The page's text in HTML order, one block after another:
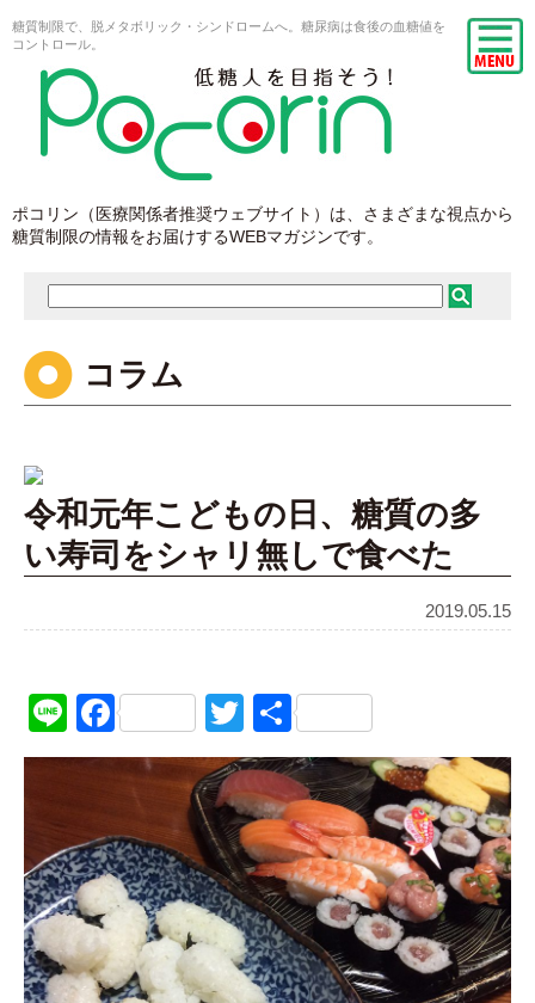
糖質制限で、脱メタボリック・シンドロームへ。糖尿病は食後の血糖値を
コントロール。
ポコリン（医療関係者推奨ウェブサイト）は、さまざまな視点から
糖質制限の情報をお届けするWEBマガジンです。
コラム
令和元年こどもの日、糖質の多
い寿司をシャリ無しで食べた
2019.05.15
LineFacebookTwitter
共
有